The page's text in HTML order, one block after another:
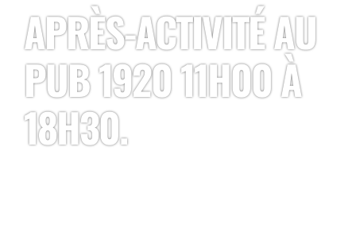
APRÈS-ACTIVITÉ AU
PUB 1920 11H00 À
18H30.